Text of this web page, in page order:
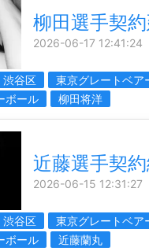
柳田選手契
2026-06-17 12:41:24
渋谷区
東京グレートベア
ボール
柳田将洋
近藤選手契
2026-06-15 12:31:27
渋谷区
東京グレートベア
ボール
近藤蘭丸